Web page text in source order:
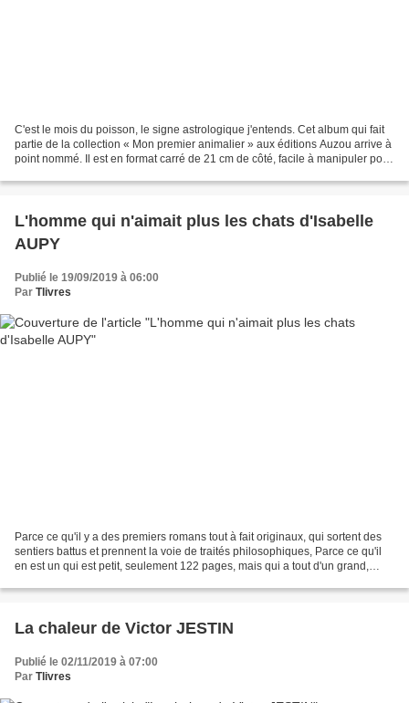
C'est le mois du poisson, le signe astrologique j'entends. Cet album qui fait
partie de la collection « Mon premier animalier » aux éditions Auzou arrive à
point nommé. Il est en format carré de 21 cm de côté, facile à manipuler pour
L'homme qui n'aimait plus les chats d'Isabelle
AUPY
Publié le 19/09/2019 à 06:00
Par Tlivres
Parce ce qu'il y a des premiers romans tout à fait originaux, qui sortent des
sentiers battus et prennent la voie de traités philosophiques, Parce ce qu'il
en est un qui est petit, seulement 122 pages, mais qui a tout d'un grand,
La chaleur de Victor JESTIN
Publié le 02/11/2019 à 07:00
Par Tlivres